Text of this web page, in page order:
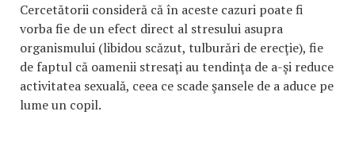
Cercetătorii consideră că în aceste cazuri poate fi
vorba fie de un efect direct al stresului asupra
organismului (libidou scăzut, tulburări de erecţie), fie
de faptul că oamenii stresaţi au tendinţa de a-şi reduce
activitatea sexuală, ceea ce scade şansele de a aduce pe
lume un copil.